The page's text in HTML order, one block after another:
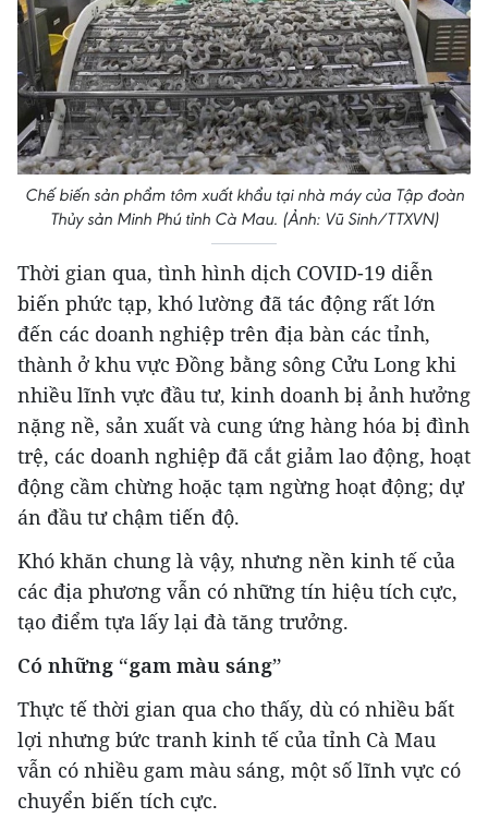
Chế biến sản phẩm tôm xuất khẩu tại nhà máy của Tập đoàn
Thủy sản Minh Phú tỉnh Cà Mau. (Ảnh: Vũ Sinh/TTXVN)
Thời gian qua, tình hình dịch COVID-19 diễn
biến phức tạp, khó lường đã tác động rất lớn
đến các doanh nghiệp trên địa bàn các tỉnh,
thành ở khu vực Đồng bằng sông Cửu Long khi
nhiều lĩnh vực đầu tư, kinh doanh bị ảnh hưởng
nặng nề, sản xuất và cung ứng hàng hóa bị đình
trệ, các doanh nghiệp đã cắt giảm lao động, hoạt
động cầm chừng hoặc tạm ngừng hoạt động; dự
án đầu tư chậm tiến độ.
Khó khăn chung là vậy, nhưng nền kinh tế của
các địa phương vẫn có những tín hiệu tích cực,
tạo điểm tựa lấy lại đà tăng trưởng.
Có những “gam màu sáng”
Thực tế thời gian qua cho thấy, dù có nhiều bất
lợi nhưng bức tranh kinh tế của tỉnh Cà Mau
vẫn có nhiều gam màu sáng, một số lĩnh vực có
chuyển biến tích cực.